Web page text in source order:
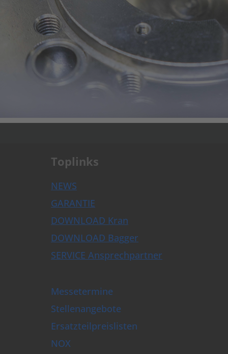
Toplinks
NEWS
GARANTIE
DOWNLOAD Kran
DOWNLOAD Bagger
SERVICE Ansprechpartner
Messetermine
Stellenangebote
Ersatzteilpreislisten
NOX